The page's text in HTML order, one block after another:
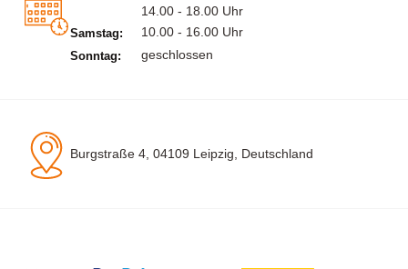
14.00 - 18.00 Uhr
Samstag: 10.00 - 16.00 Uhr
Sonntag: geschlossen
Burgstraße 4, 04109 Leipzig, Deutschland